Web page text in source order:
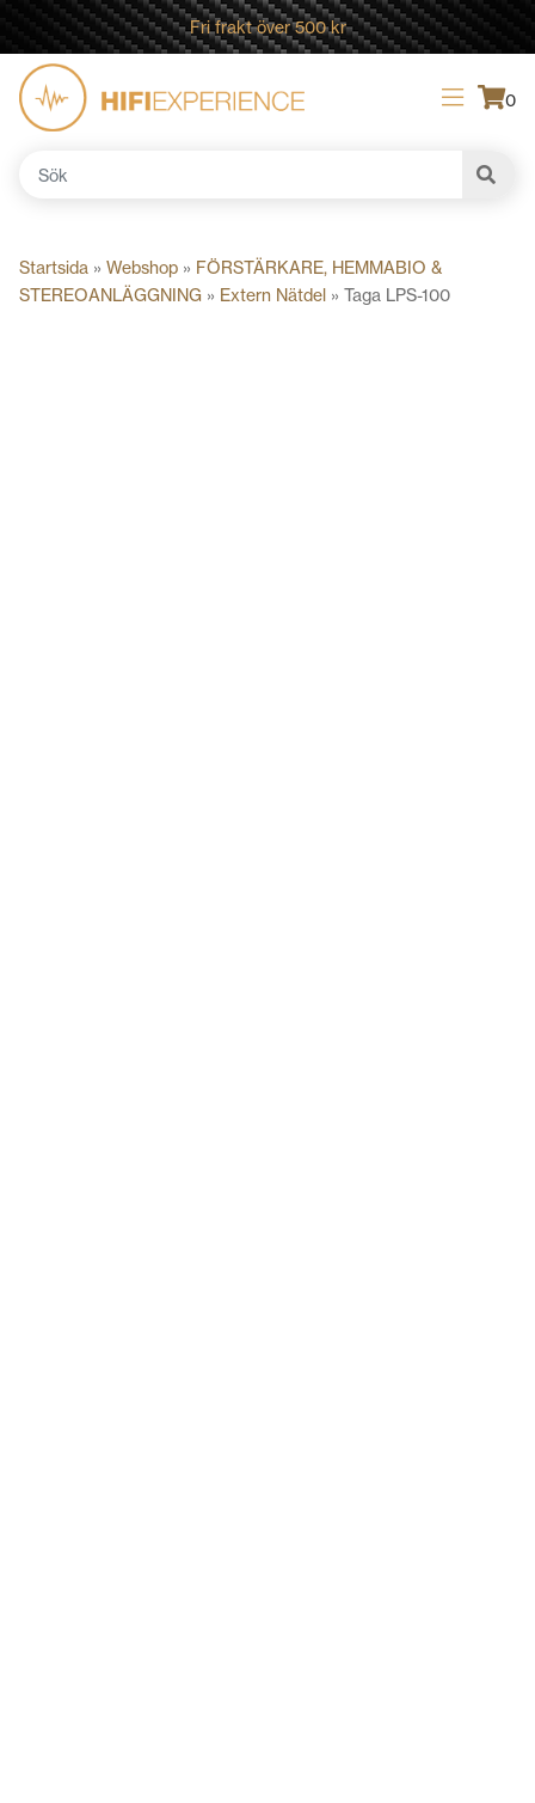
Fri frakt över 500 kr
0
Startsida » Webshop » FÖRSTÄRKARE, HEMMABIO &
STEREOANLÄGGNING » Extern Nätdel » Taga LPS-100